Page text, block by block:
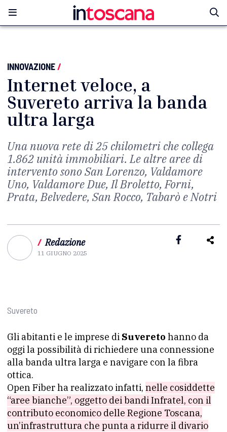
INNOVAZIONE/
Internet veloce, a
Suvereto arriva la banda
ultra larga
Una nuova rete di 25 chilometri che collega
1.862 unità immobiliari. Le altre aree di
intervento sono San Lorenzo, Valdamore
Uno, Valdamore Due, Il Broletto, Forni,
Prata, Belvedere, San Rocco, Tabarò e Notri
/ Redazione
11 GIUGNO 2025
Suvereto
Gli abitanti e le imprese di Suvereto hanno da
oggi la possibilità di richiedere una connessione
alla banda ultra larga e navigare con la fibra
ottica.
Open Fiber ha realizzato infatti, nelle cosiddette
“aree bianche”, oggetto dei bandi Infratel, con il
contributo economico delle Regione Toscana,
un’infrastruttura che punta a ridurre il divario